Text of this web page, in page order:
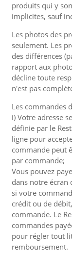
produits qui y
implicites, sauf
Les photos des
seulement. Les
des différences
rapport aux
décline toute
n'est pas
Les commandes
i) Votre adresse
définie par le
ligne pour
commande peut
par commande;
Vous pouvez
dans notre écran
si votre
crédit ou de
commande. Le
commandes
pour régler tout
remboursement.